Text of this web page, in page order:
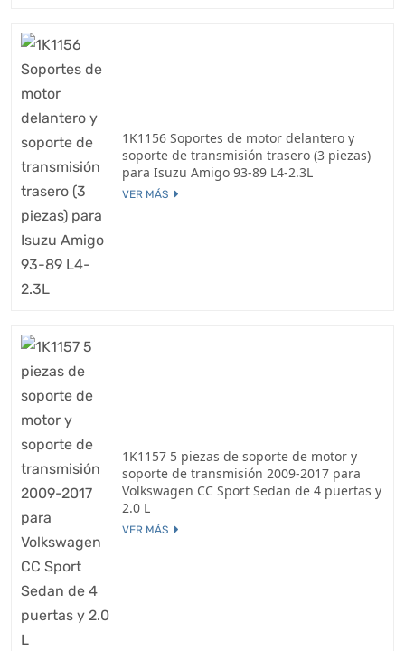
1K1156 Soportes de motor delantero y
soporte de transmisión trasero (3 piezas)
para Isuzu Amigo 93-89 L4-2.3L
VER MÁS
1K1157 5 piezas de soporte de motor y
soporte de transmisión 2009-2017 para
Volkswagen CC Sport Sedan de 4 puertas y
2.0 L
VER MÁS